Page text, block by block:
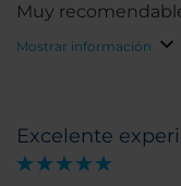
Muy
Mostrar información
Excelente